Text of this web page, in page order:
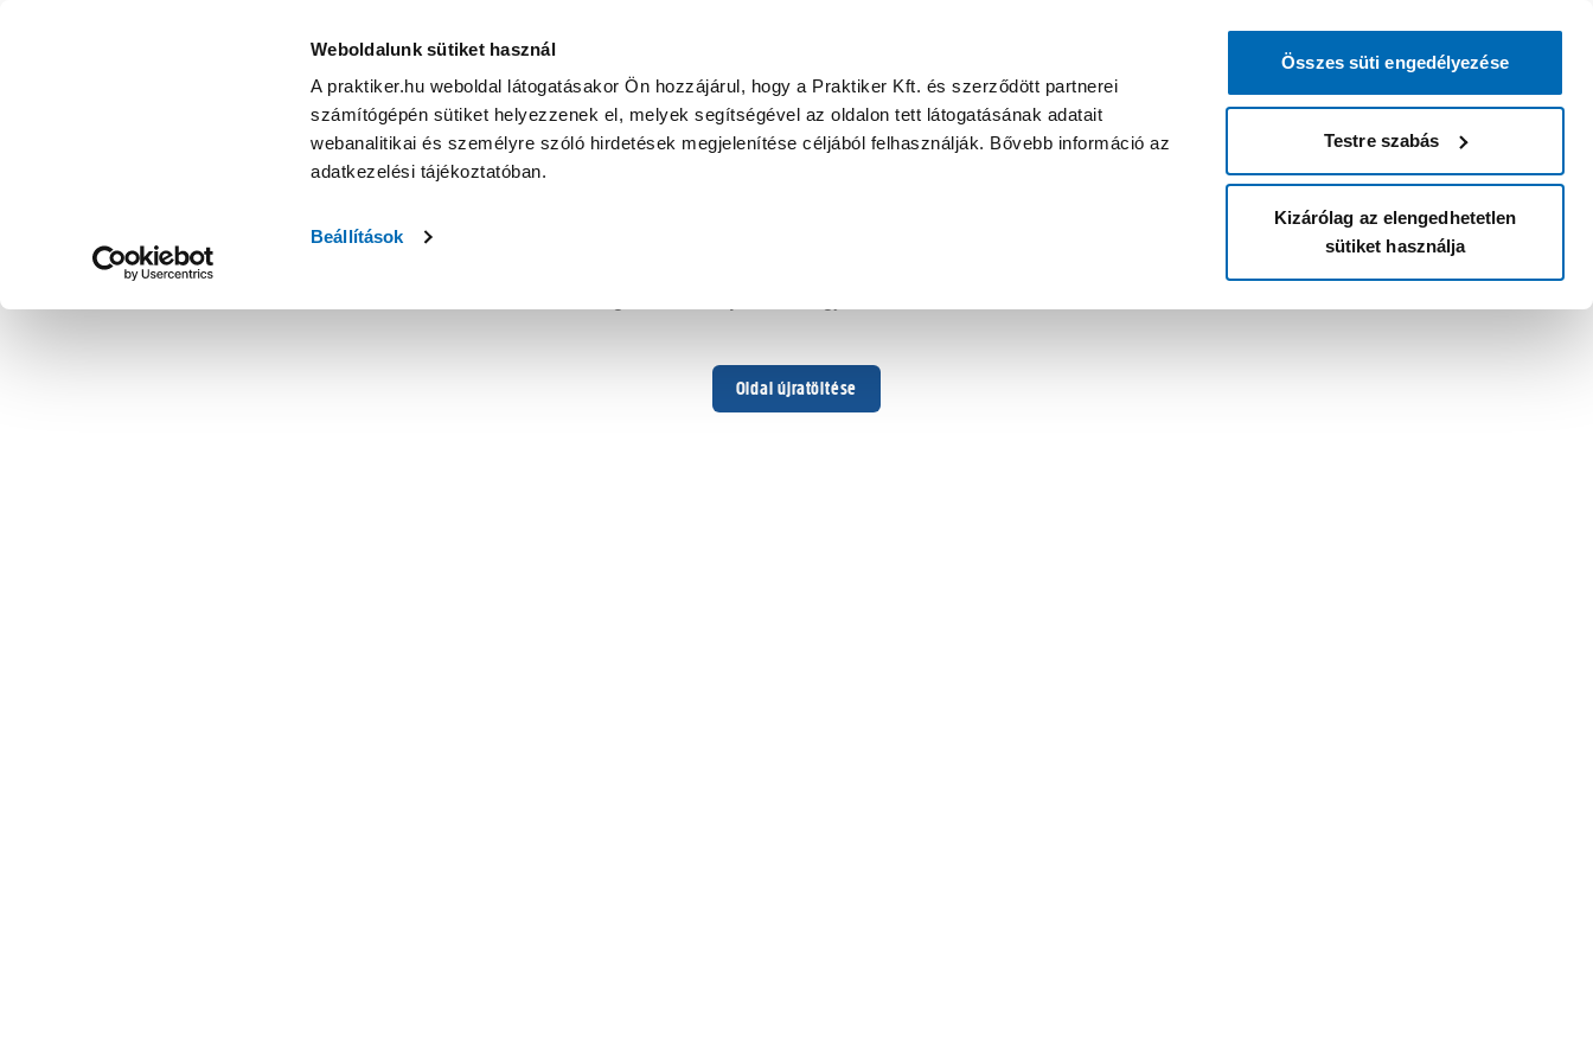
Weboldalunk sütiket használ
A praktiker.hu weboldal látogatásakor Ön hozzájárul, hogy a Praktiker Kft. és szerződött partnerei
számítógépén sütiket helyezzenek el, melyek segítségével az oldalon tett látogatásának adatait
webanalitikai és személyre szóló hirdetések megjelenítése céljából felhasználják. Bővebb információ az
adatkezelési tájékoztatóban.
Beállítások
Összes süti engedélyezése
Testre szabás
Kizárólag az elengedhetetlen
sütiket használja
Oldal újratöltése